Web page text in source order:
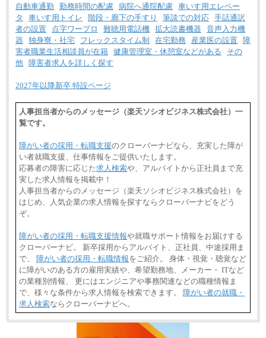
自動車通勤
勤務時間の配慮 病院へ通院配慮 車いす用エレベー
タ
車いす用トイレ 階段・廊下の手すり 筆談での対応 手話通訳
者の設置
点字ワープロ 難聴用電話機 拡大読書機器
音声入力機
器
独身寮・社宅 フレックスタイム制 在宅勤務 産業医の設置
障
害者職業生活相談員が在籍 健康管理室・休憩室などがある
その
他
障害者求人を詳しく探す
2027年以降新卒 特設ページ
人事担当者からのメッセージ（楽天ソシオビジネス株式会社）一
覧です。
障がい者の採用・転職支援のクローバーナビなら、充実した障が
い者就職支援、仕事情報をご提供いたします。
応募者の障害に応じた求人検索や、アルバイトから正社員まで充
実した求人情報を掲載中！
人事担当者からのメッセージ（楽天ソシオビジネス株式会社）を
はじめ、人気企業の求人情報を探すならクローバーナビをどう
ぞ。
障がい者の採用・転職支援情報や就職サポート情報をお届けする
クローバーナビ。 新卒採用からアルバイト、正社員、中途採用ま
で、 障がい者の採用・転職情報をご紹介。 身体・視覚・聴覚など
に障がいのある方の雇用実績や、希望勤務地、メーカー・ ITなど
の業種別情報、 更にはエンジニアや事務関連などの職種情報ま
で、様々な条件から求人情報を検索できます。 障がい者の就職・
求人検索ならクローバーナビへ。